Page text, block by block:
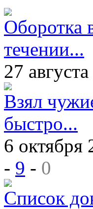
Оборотка
течении...
27
Взял
быстро...
6 октября
- 9 - 0
Список